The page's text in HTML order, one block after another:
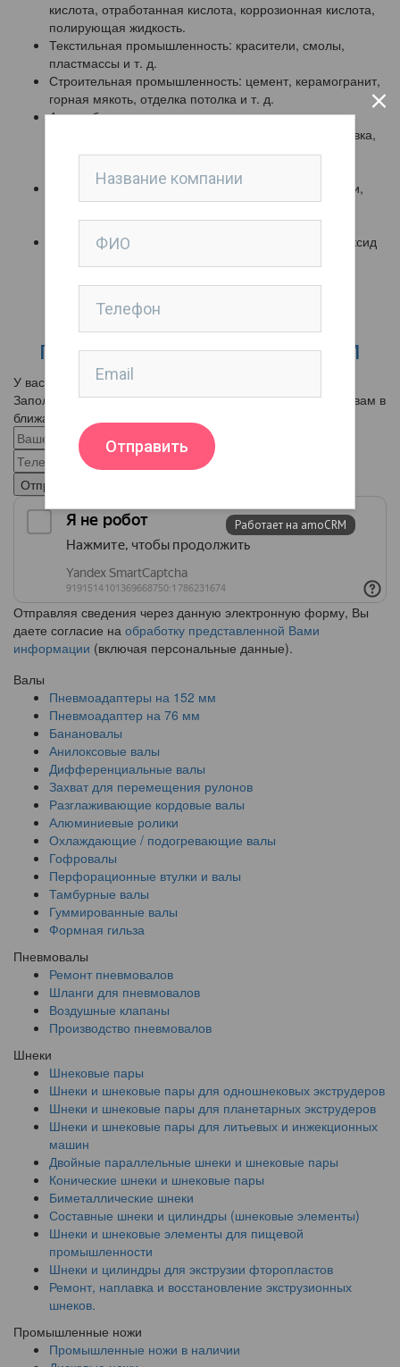
кислота, отработанная кислота, коррозионная кислота,
полирующая жидкость.
Текстильная промышленность: красители, смолы,
пластмассы и т. д.
Строительная промышленность: цемент, керамогранит,
горная мякоть, отделка потолка и т. д.
Автомобильная промышленность: полирующая
эмульсия, масло, хладагент, автомобильная грунтовка,
масляный латекс, лак, лаковые добавки,
обезжиривающая жидкость, краска и так далее.
Мебельная промышленность: клеи, лаки, дисперсии,
растворители, красители, клей белого дерева,
эпоксидная смола, связующее для крахмала.
Металлургия, литье и крашение: целлюлоза, гидроксид
Скачать буклет по
пневматическим насосам
У вас остались вопросы?
Заполните форму заявки и наши менеджеры перезвонят вам в
ближайшее время!
Отправить
Отправляя сведения через данную электронную форму, Вы
даете согласие на обработку представленной Вами
информации (включая персональные данные).
Валы
Пневмоадаптеры на 152 мм
Пневмоадаптер на 76 мм
Банановалы
Анилоксовые валы
Дифференциальные валы
Захват для перемещения рулонов
Разглаживающие кордовые валы
Алюминиевые ролики
Охлаждающие / подогревающие валы
Гофровалы
Перфорационные втулки и валы
Тамбурные валы
Гуммированные валы
Формная гильза
Пневмовалы
Ремонт пневмовалов
Шланги для пневмовалов
Воздушные клапаны
Производство пневмовалов
Шнеки
Шнековые пары
Шнеки и шнековые пары для одношнековых экструдеров
Шнеки и шнековые пары для планетарных экструдеров
Шнеки и шнековые пары для литьевых и инжекционных
машин
Двойные параллельные шнеки и шнековые пары
Конические шнеки и шнековые пары
Биметаллические шнеки
Составные шнеки и цилиндры (шнековые элементы)
Шнеки и шнековые элементы для пищевой
промышленности
Шнеки и цилиндры для экструзии фторопластов
Ремонт, наплавка и восстановление экструзионных
шнеков.
Промышленные ножи
Промышленные ножи в наличии